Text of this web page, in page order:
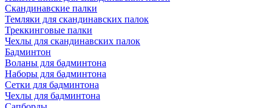
Скандинавские палки
Темляки для скандинавских палок
Треккинговые палки
Чехлы для скандинавских палок
Бадминтон
Воланы для бадминтона
Наборы для бадминтона
Сетки для бадминтона
Чехлы для бадминтона